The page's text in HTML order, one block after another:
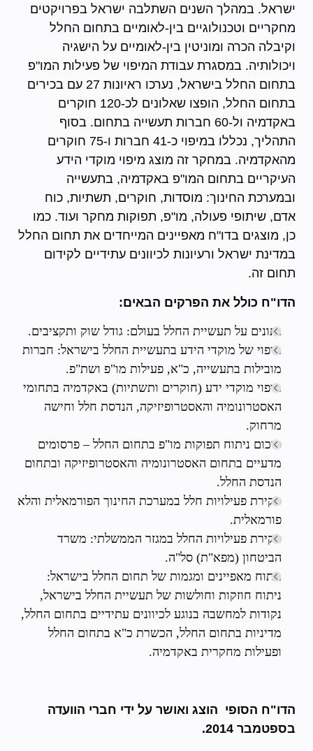
ישראל. במהלך השנים השתלבה ישראל בפרויקטים
מחקריים וטכנולוגיים בין-לאומיים בתחום החלל
וקיבלה הכרה ומוניטין בין-לאומיים על הישגיה
ויכולותיה. במסגרת עבודת המיפוי של פעילות המו"פ
בתחום החלל בישראל, נערכו ראיונות 27 עם בכירים
בתחום החלל, הופצו שאלונים לכ-120 חוקרים
באקדמיה ול-60 חברות תעשייה בתחום. בסוף
התהליך, נכללו במיפוי כ-41 חברות ו-75 חוקרים
מהאקדמיה. במחקר זה מוצג מיפוי מוקדי הידע
העיקריים בתחום המו"פ באקדמיה, בתעשייה
ובמערכת החינוך: מוסדות, חוקרים, תשתיות, כוח
אדם, שיתופי פעולה, מו"פ, תפוקות מחקר ועוד. כמו
כן, מוצגים בדו"ח מאפיינים המייחדים את תחום החלל
במדינת ישראל ורעיונות לכיוונים עתידיים לקידום
תחום זה.
הדו"ח כולל את הפרקים הבאים:
נתונים על תעשיית החלל בעולם: גודל שוק ותקציבים.
מיפוי של מוקדי הידע בתעשיית החלל בישראל: חברות
מובילות בתעשייה, כ"א, פעילות מו"פ ושת"פ.
מיפוי מוקדי ידע (חוקרים ותשתיות) באקדמיה בתחומי
האסטרונומיה והאסטרופיזיקה, הנדסת חלל וחישה
מרחוק.
סיכום ניתוח תפוקות מו"פ בתחום החלל – פרסומים
מדעיים בתחום האסטרונומיה והאסטרופיזיקה ובתחום
הנדסת החלל.
סקירת פעילויות חלל במערכת החינוך הפורמאלית והלא
פורמאלית.
סקירת פעילויות החלל במגזר הממשלתי: משרד
הביטחון (מפא"ת) סל"ה.
ניתוח מאפיינים ומגמות של תחום החלל בישראל:
ניתוח חוזקות וחולשות של תעשיית החלל בישראל,
נקודות למחשבה בנוגע לכיוונים עתידיים בתחום החלל,
מדיניות בתחום החלל, הכשרת כ"א בתחום החלל
ופעילות מחקרית באקדמיה.
הדו"ח הסופי הוצג ואושר על ידי חברי הוועדה
בספטמבר 2014.